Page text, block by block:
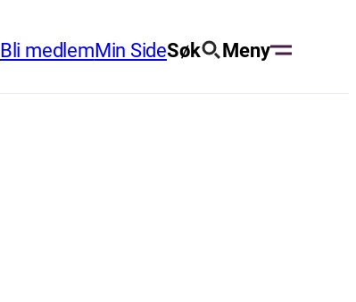
Bli medlemMin SideSøk Meny